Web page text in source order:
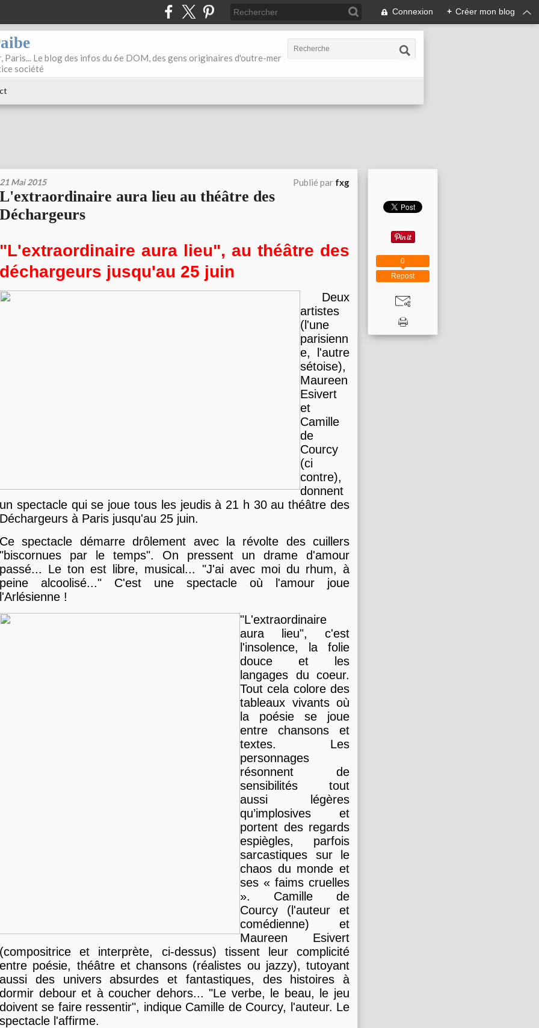
Connexion + Créer mon blog
Paris... Le blog des infos du 6e DOM, des gens originaires d'outre-mer
société
21 Mai 2015 Publié par fxg
L'extraordinaire aura lieu au théâtre des
Déchargeurs
"L'extraordinaire aura lieu", au théâtre des
déchargeurs jusqu'au 25 juin
Deux
artistes
(l'une
parisienn
e, l'autre
sétoise),
Maureen
Esivert
et
Camille
de
Courcy
(ci
contre),
donnent
un spectacle qui se joue tous les jeudis à 21 h 30 au théâtre des
Déchargeurs à Paris jusqu'au 25 juin.
Ce spectacle démarre drôlement avec la révolte des cuillers
"biscornues par le temps". On pressent un drame d'amour
passé... Le ton est libre, musical... "J'ai avec moi du rhum, à
peine alcoolisé..." C'est une spectacle où l'amour joue
l'Arlésienne !
"L'extraordinaire
aura lieu", c'est
l'insolence, la folie
douce et les
langages du coeur.
Tout cela colore des
tableaux vivants où
la poésie se joue
entre chansons et
textes. Les
personnages
résonnent de
sensibilités tout
aussi légères
qu’implosives et
portent des regards
espiègles, parfois
sarcastiques sur le
chaos du monde et
ses « faims cruelles
». Camille de
Courcy (l'auteur et
comédienne) et
Maureen Esivert
(compositrice et interprète, ci-dessus) tissent leur complicité
entre poésie, théâtre et chansons (réalistes ou jazzy), tutoyant
aussi des univers absurdes et fantastiques, des histoires à
dormir debour et à coucher dehors... "Le verbe, le beau, le jeu
doivent se faire ressentir", indique Camille de Courcy, l'auteur. Le
spectacle l'affirme.
Repost
0